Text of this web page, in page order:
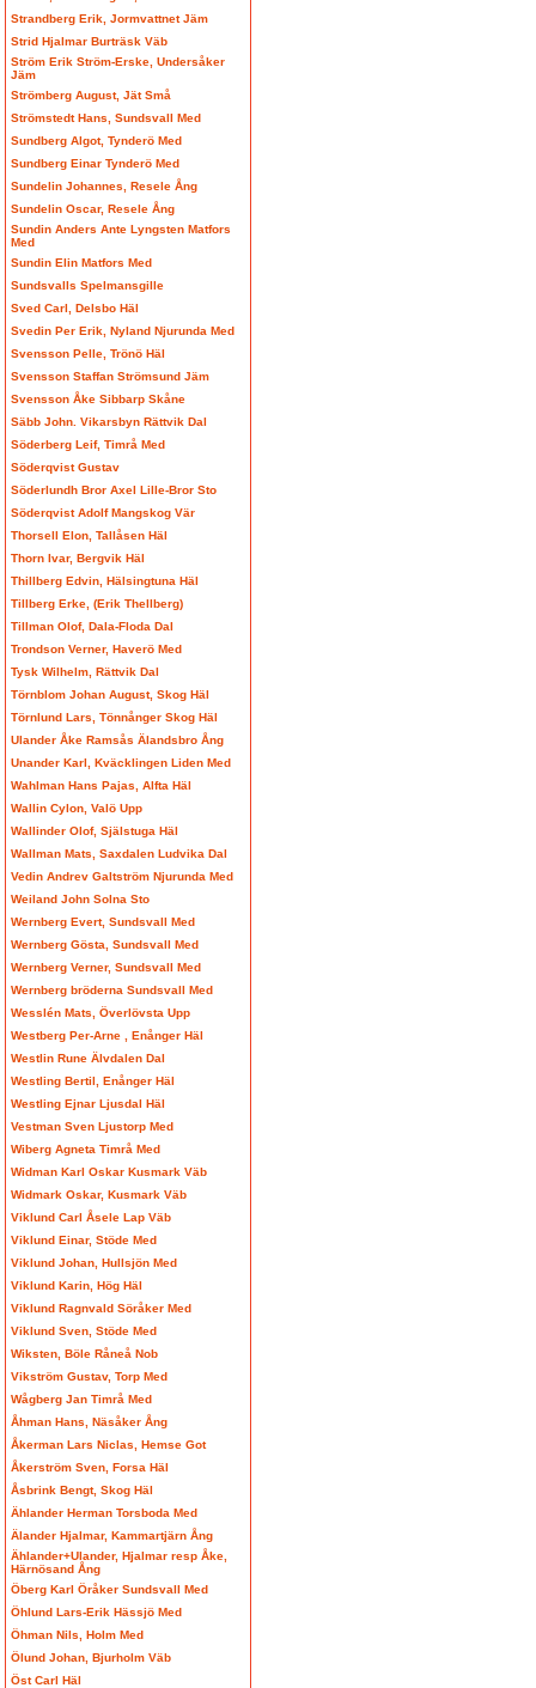
Strandberg Erik, Jormvattnet Jäm
Strid Hjalmar Burträsk Väb
Ström Erik Ström-Erske, Undersåker
Jäm
Strömberg August, Jät Små
Strömstedt Hans, Sundsvall Med
Sundberg Algot, Tynderö Med
Sundberg Einar Tynderö Med
Sundelin Johannes, Resele Ång
Sundelin Oscar, Resele Ång
Sundin Anders Ante Lyngsten Matfors
Med
Sundin Elin Matfors Med
Sundsvalls Spelmansgille
Sved Carl, Delsbo Häl
Svedin Per Erik, Nyland Njurunda Med
Svensson Pelle, Trönö Häl
Svensson Staffan Strömsund Jäm
Svensson Åke Sibbarp Skåne
Säbb John. Vikarsbyn Rättvik Dal
Söderberg Leif, Timrå Med
Söderqvist Gustav
Söderlundh Bror Axel Lille-Bror Sto
Söderqvist Adolf Mangskog Vär
Thorsell Elon, Tallåsen Häl
Thorn Ivar, Bergvik Häl
Thillberg Edvin, Hälsingtuna Häl
Tillberg Erke, (Erik Thellberg)
Tillman Olof, Dala-Floda Dal
Trondson Verner, Haverö Med
Tysk Wilhelm, Rättvik Dal
Törnblom Johan August, Skog Häl
Törnlund Lars, Tönnånger Skog Häl
Ulander Åke Ramsås Älandsbro Ång
Unander Karl, Kväcklingen Liden Med
Wahlman Hans Pajas, Alfta Häl
Wallin Cylon, Valö Upp
Wallinder Olof, Själstuga Häl
Wallman Mats, Saxdalen Ludvika Dal
Vedin Andrev Galtström Njurunda Med
Weiland John Solna Sto
Wernberg Evert, Sundsvall Med
Wernberg Gösta, Sundsvall Med
Wernberg Verner, Sundsvall Med
Wernberg bröderna Sundsvall Med
Wesslén Mats, Överlövsta Upp
Westberg Per-Arne , Enånger Häl
Westlin Rune Älvdalen Dal
Westling Bertil, Enånger Häl
Westling Ejnar Ljusdal Häl
Vestman Sven Ljustorp Med
Wiberg Agneta Timrå Med
Widman Karl Oskar Kusmark Väb
Widmark Oskar, Kusmark Väb
Viklund Carl Åsele Lap Väb
Viklund Einar, Stöde Med
Viklund Johan, Hullsjön Med
Viklund Karin, Hög Häl
Viklund Ragnvald Söråker Med
Viklund Sven, Stöde Med
Wiksten, Böle Råneå Nob
Vikström Gustav, Torp Med
Wågberg Jan Timrå Med
Åhman Hans, Näsåker Ång
Åkerman Lars Niclas, Hemse Got
Åkerström Sven, Forsa Häl
Åsbrink Bengt, Skog Häl
Ählander Herman Torsboda Med
Älander Hjalmar, Kammartjärn Ång
Ählander+Ulander, Hjalmar resp Åke,
Härnösand Ång
Öberg Karl Öråker Sundsvall Med
Öhlund Lars-Erik Hässjö Med
Öhman Nils, Holm Med
Ölund Johan, Bjurholm Väb
Öst Carl Häl